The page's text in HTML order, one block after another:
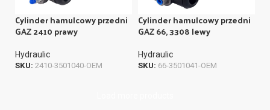
Cylinder hamulcowy przedni
GAZ 2410 prawy
Hydraulic
SKU: 2410-3501040-OEM
Cylinder hamulcowy przedni
GAZ 66, 3308 lewy
Hydraulic
SKU: 66-3501041-OEM